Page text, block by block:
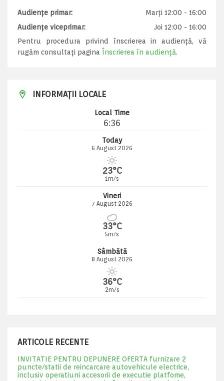
Audiențe primar:
Marți 12:00 - 16:00
Audiențe viceprimar:
Joi 12:00 - 16:00
Pentru procedura privind înscrierea in audiență, vă
rugăm consultați pagina Înscrierea în audiență.
INFORMAȚII LOCALE
Local Time
6:36
Today
6 August 2026
23°C
1m/s
Vineri
7 August 2026
33°C
5m/s
Sâmbătă
8 August 2026
36°C
2m/s
ARTICOLE RECENTE
INVITATIE PENTRU DEPUNERE OFERTA furnizare 2
puncte/statii de reincarcare autovehicule electrice,
inclusiv operatiuni accesorii de executie platfome,